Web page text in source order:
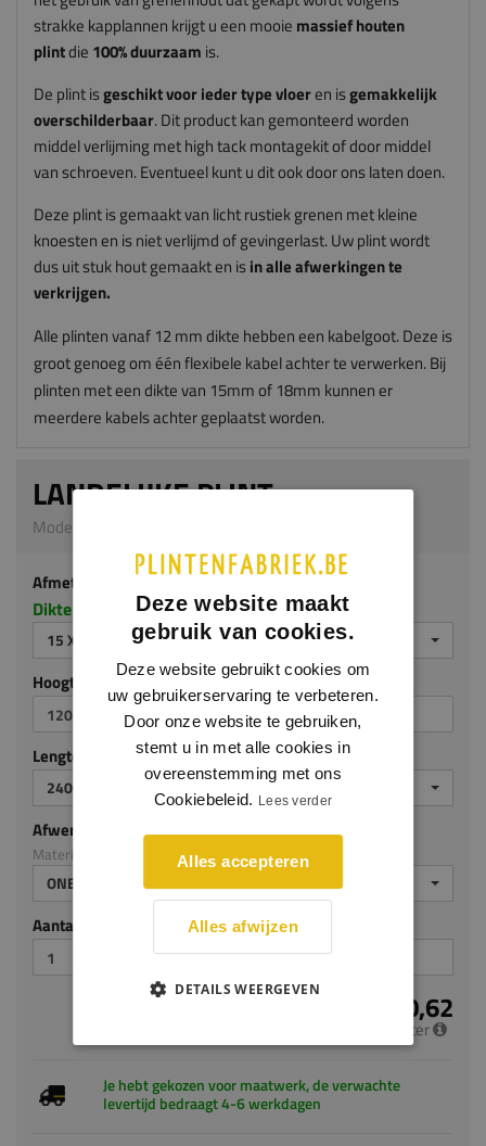
strakke kapplannen krijgt u een mooie massief houten
plintdie 100% duurzaam is.
De plint isgeschikt voor ieder type vloeren isgemakkelijk
overschilderbaar. Dit product kan gemonteerd worden
middel verlijming met high tack montagekit of door middel
van schroeven. Eventueel kunt u dit ook door ons laten doen.
Deze plint is gemaakt van licht rustiek grenen met kleine
knoesten en is niet verlijmd of gevingerlast. Uw plint wordt
dus uit stuk hout gemaakt en isin alle afwerkingen te
verkrijgen.
Alle plinten vanaf 12 mm dikte hebben een kabelgoot. Deze is
groot genoeg om één flexibele kabel achter te verwerken. Bij
plinten met een dikte van 15mm of 18mm kunnen er
meerdere kabels achter geplaatst worden.
LANDELIJKE PLINT
Model G328 | 15 x 120 mm | Grenen
Afmeting
Dikte x hoogte in millimeters
15 X 120 MM
Hoogte (mm)
Lengte (mm)
2400
Afwerking
Materiaal: Grenen
ONBEHANDELD
Aantal stuks
€ 10,62
per meter
Je hebt gekozen voor maatwerk, de verwachte
levertijd bedraagt 4-6 werkdagen
Deze website maakt
gebruik van cookies.
Deze website gebruikt cookies om
uw gebruikerservaring te verbeteren.
Door onze website te gebruiken,
stemt u in met alle cookies in
overeenstemming met ons
Cookiebeleid. Lees verder
Alles accepteren
Alles afwijzen
DETAILS WEERGEVEN